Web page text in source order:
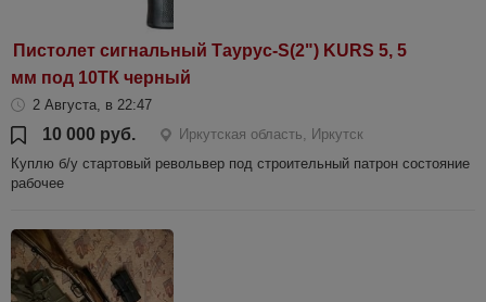
Пистолет сигнальный Таурус-S(2") KURS 5, 5
мм под 10ТК черный
2 Августа, в 22:47
10 000 руб.
Иркутская область, Иркутск
Куплю б/у стартовый револьвер под строительный патрон состояние
рабочее